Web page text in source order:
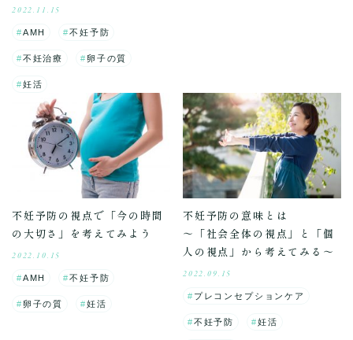
2022.11.15
AMH 不妊予防
不妊治療 卵子の質
妊活
不妊予防の視点で「今の時間
の大切さ」を考えてみよう
2022.10.15
AMH 不妊予防
卵子の質 妊活
不妊予防の意味とは
～「社会全体の視点」と「個
人の視点」から考えてみる～
2022.09.15
プレコンセプションケア
不妊予防 妊活